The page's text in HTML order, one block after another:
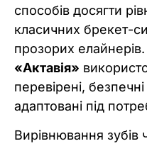
способів досягти
класичних брекет-
прозорих
«Актавія»
перевірені,
адаптовані під
Вирівнювання зубів